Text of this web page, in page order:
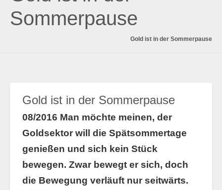
Sommerpause
Gold ist in der Sommerpause
Gold ist in der Sommerpause
08/2016 Man möchte meinen, der
Goldsektor will die Spätsommertage
genießen und sich kein Stück
bewegen. Zwar bewegt er sich, doch
die Bewegung verläuft nur seitwärts.